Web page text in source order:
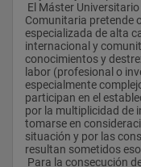
Comunitaria pretende
especializada de alta
internacional y
conocimientos y
labor (profesional o
especialmente
participan en el
por la multiplicidad de
tomarse en
situación y por las
resultan sometidos